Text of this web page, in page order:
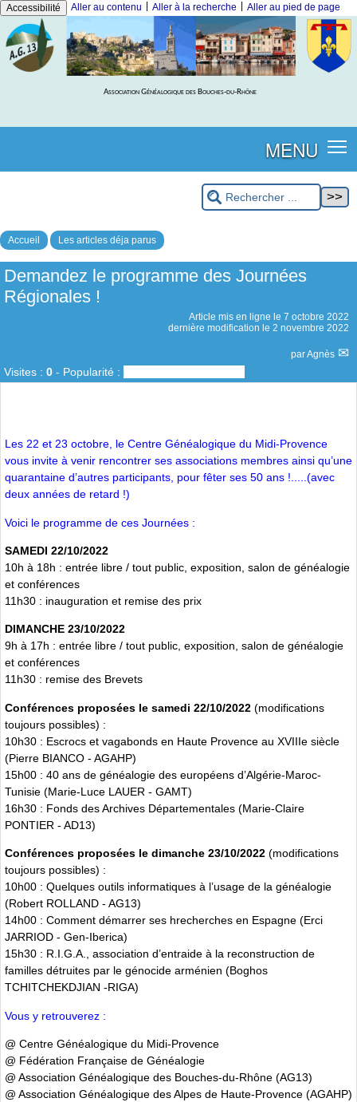
Accessibilité Aller au contenu Aller à la recherche Aller au pied de page
Association Généalogique des Bouches-du-Rhône
MENU
Accueil Les articles déja parus
Demandez le programme des Journées
Régionales !
Article mis en ligne le 7 octobre 2022
dernière modification le 2 novembre 2022
parAgnès
Visites : 0 - Popularité :
Les 22 et 23 octobre, le Centre Généalogique du Midi-Provence
vous invite à venir rencontrer ses associations membres ainsi qu’une
quarantaine d’autres participants, pour fêter ses 50 ans !.....(avec
deux années de retard !)
Voici le programme de ces Journées :
SAMEDI 22/10/2022
10h à 18h : entrée libre / tout public, exposition, salon de généalogie
et conférences
11h30 : inauguration et remise des prix
DIMANCHE 23/10/2022
9h à 17h : entrée libre / tout public, exposition, salon de généalogie
et conférences
11h30 : remise des Brevets
Conférences proposées le samedi 22/10/2022 (modifications
toujours possibles) :
10h30 : Escrocs et vagabonds en Haute Provence au XVIIIe siècle
(Pierre BIANCO - AGAHP)
15h00 : 40 ans de généalogie des européens d’Algérie-Maroc-
Tunisie (Marie-Luce LAUER - GAMT)
16h30 : Fonds des Archives Départementales (Marie-Claire
PONTIER - AD13)
Conférences proposées le dimanche 23/10/2022 (modifications
toujours possibles) :
10h00 : Quelques outils informatiques à l’usage de la généalogie
(Robert ROLLAND - AG13)
14h00 : Comment démarrer ses hrecherches en Espagne (Erci
JARRIOD - Gen-Iberica)
15h30 : R.I.G.A., association d’entraide à la reconstruction de
familles détruites par le génocide arménien (Boghos
TCHITCHEKDJIAN -RIGA)
Vous y retrouverez :
@ Centre Généalogique du Midi-Provence
@ Fédération Française de Généalogie
@ Association Généalogique des Bouches-du-Rhône (AG13)
@ Association Généalogique des Alpes de Haute-Provence (AGAHP)